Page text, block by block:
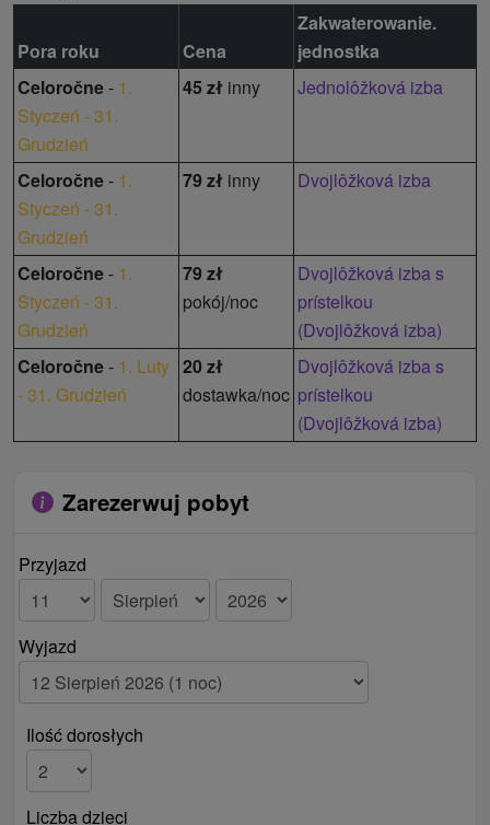
Pora roku Cena
Zakwaterowanie.
jednostka
Celoročne- 1.
Styczeń - 31.
Grudzień
45 zł inny Jednolôžková izba
Celoročne- 1.
Styczeń - 31.
Grudzień
79 zł inny Dvojlôžková izba
Celoročne- 1.
Styczeń - 31.
Grudzień
79 zł
pokój/noc
Dvojlôžková izba s
prístelkou
(Dvojlôžková izba)
Celoročne- 1. Luty
- 31. Grudzień
20 zł
dostawka/noc
Dvojlôžková izba s
prístelkou
(Dvojlôžková izba)
Zarezerwuj pobyt
Przyjazd
Wyjazd
Ilość dorosłych
Liczba dzieci